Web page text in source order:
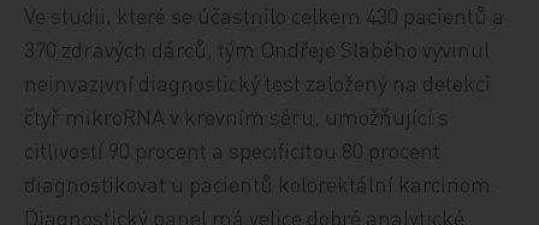
Ve studii, které se účastnilo celkem 430 pacientů a
370 zdravých dárců, tým Ondřeje Slabého vyvinul
neinvazivní diagnostický test založený na detekci
čtyř mikroRNA v krevním séru, umožňující s
citlivostí 90 procent a specificitou 80 procent
diagnostikovat u pacientů kolorektální karcinom.
Diagnostický panel má velice dobré analytické